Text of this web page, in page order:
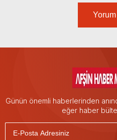
Günün önemli haberlerinden
eğer haber